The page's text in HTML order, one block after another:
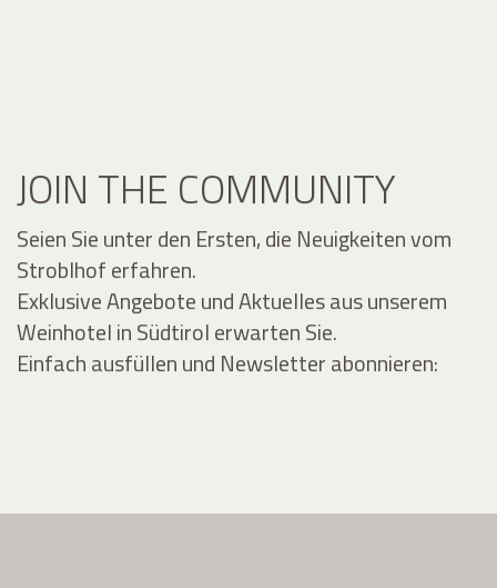
JOIN THE COMMUNITY
Seien Sie unter den Ersten, die Neuigkeiten vom
Stroblhof erfahren.
Exklusive Angebote und Aktuelles aus unserem
Weinhotel in Südtirol erwarten Sie.
Einfach ausfüllen und Newsletter abonnieren: